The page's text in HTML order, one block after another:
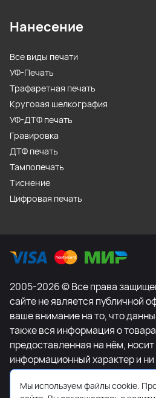
Нанесение
Все виды печати
УФ-Печать
Трафаретная печать
Круговая шелкография
УФ-ДТФ печать
Гравировка
ДТФ печать
Тампопечать
Тиснение
Цифровая печать
2005-2026 © Все права
сайте не является публичной
ваше внимание на то, что
также вся информация о
предоставленная на нём,
информационный характер и ни
является публичной офертой,
положениями Статьи 437
Мы используем файлы cookie.